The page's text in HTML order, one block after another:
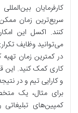
کارفرمایان
سریع‌ترین زمان
کنند. اکسل این
می‌توانید وظایف
در کمترین زمان تهیه
کاری کمک کنید. این
و کارایی تیم و در
برای مثال، یک
کمپین‌های